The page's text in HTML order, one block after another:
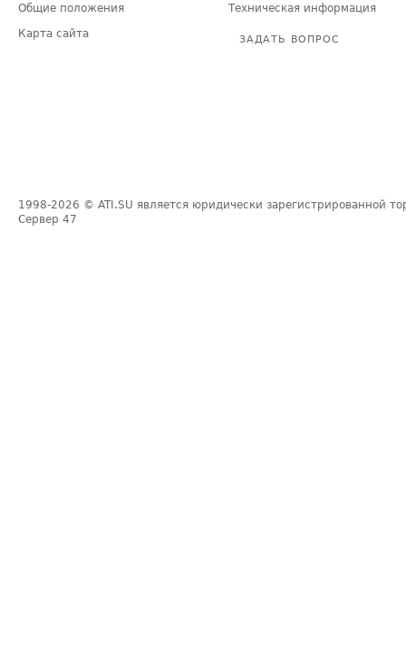
Общие положения
Карта сайта
Техническая информация
ЗАДАТЬ ВОПРОС
1998-2026 © ATI.SU является юридически зарегистрированной
Сервер 47